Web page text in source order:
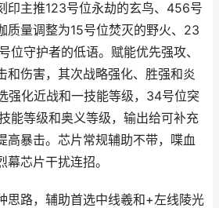
印主推123号位永劫的玄鸟、456号
质量调整为15号位焚灭的野火、23
位守护者的低语。赋能优先强攻、
和伤害，其次战略强化、胜强和炎
强化近战和一技能等级，34号位突
能等级和奥义等级，输出给可补充
高暴击。芯片常规辅助不带，喋血
芯片干扰连招。
思路，辅助首选中线羲和+左线陵光